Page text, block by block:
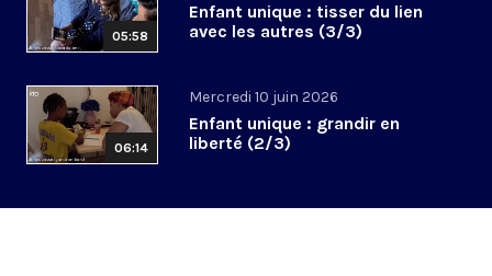
05:58
Enfant unique : tisser du lien
avec les autres (3/3)
06:14
Mercredi 10 juin 2026
Enfant unique : grandir en
liberté (2/3)